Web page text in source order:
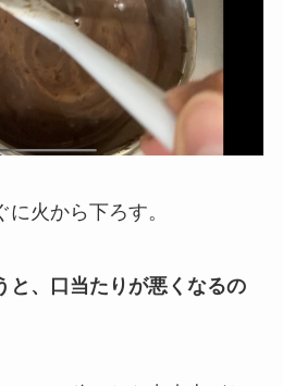
火から下ろす。
と、口当たりが悪くなるの